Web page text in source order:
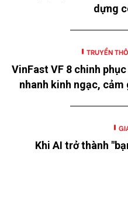
dựng
TRUYỀN
VinFast VF 8 chinh
nhanh kinh ngạc,
Khi AI trở thành